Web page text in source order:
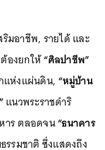
มอาชีพ, รายได้ และ
องยกให้“ศิลปาชีพ”
แห่งแผ่นดิน, “หมู่บ้าน
แนวพระราชดำริ
าร ตลอดจน“ธนาคาร
รรมชาติ ซึ่งแสดงถึง